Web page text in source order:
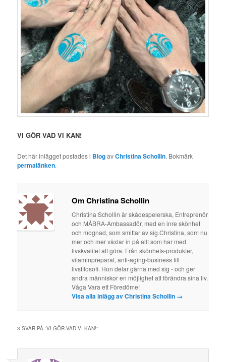
VI GÖR VAD VI KAN!
Det här inlägget postades i BlogavChristina Schollin. Bokmärk
permalänken.
Om Christina Schollin
Christina Schollin är skådespelerska, Entreprenör
och MÅBRA-Ambassadör, med en inre skönhet
och mognad, som smittar av sig.Christina, som nu
mer och mer växlar in på allt som har med
livskvalitet att göra. Från skönhets-produkter,
vitaminpreparat, anti-aging-business till
livsfilosofi. Hon delar gärna med sig - och ger
andra människor en möjlighet att förändra sina liv.
Våga Vara ett Föredöme!
Visa alla inlägg av Christina Schollin →
3 SVAR PÅ ”VI GÖR VAD VI KAN!”